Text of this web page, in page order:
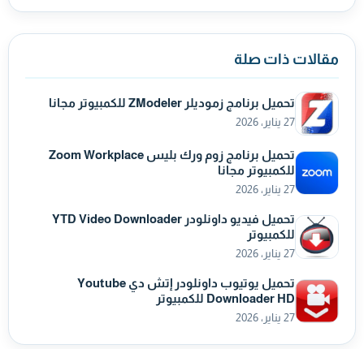
مقالات ذات صلة
تحميل برنامج زموديلر ZModeler للكمبيوتر مجانا
27 يناير، 2026
تحميل برنامج زوم ورك بليس Zoom Workplace
للكمبيوتر مجانا
27 يناير، 2026
تحميل فيديو داونلودر YTD Video Downloader
للكمبيوتر
27 يناير، 2026
تحميل يوتيوب داونلودر إتش دي Youtube
Downloader HD للكمبيوتر
27 يناير، 2026